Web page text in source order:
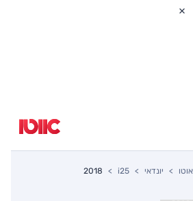
אוטו יונדאי i25
2018